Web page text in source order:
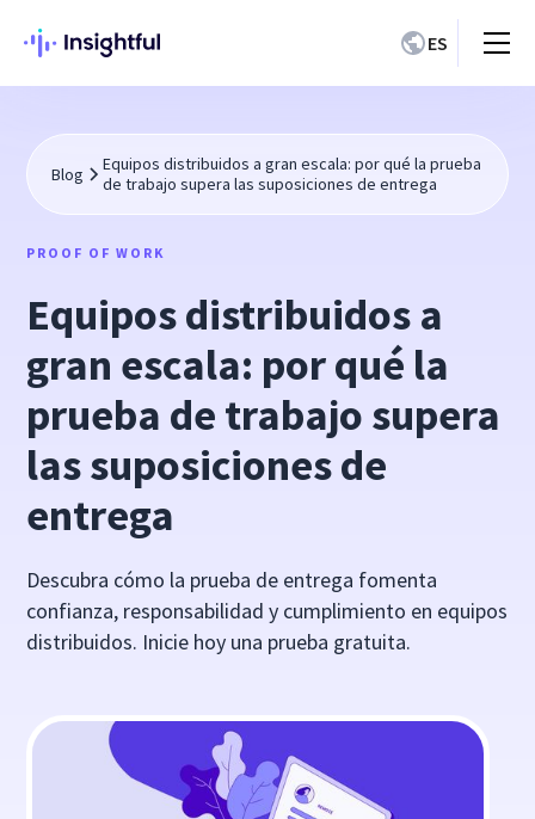
ES
Blog
Equipos distribuidos a gran escala: por qué la prueba
de trabajo supera las suposiciones de entrega
PROOF OF WORK
Equipos distribuidos a
gran escala: por qué la
prueba de trabajo supera
las suposiciones de
entrega
Descubra cómo la prueba de entrega fomenta
confianza, responsabilidad y cumplimiento en equipos
distribuidos. Inicie hoy una prueba gratuita.